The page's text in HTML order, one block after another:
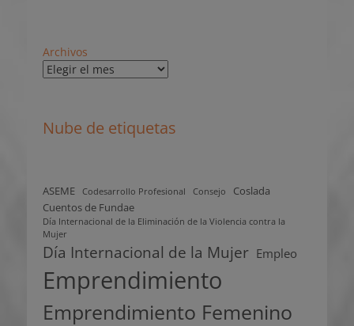
Archivos
Nube de etiquetas
ASEME Codesarrollo Profesional Consejo
Coslada
Cuentos de Fundae
Día Internacional de la Eliminación de la Violencia contra la
Mujer
Día Internacional de la Mujer Empleo
Emprendimiento
Emprendimiento Femenino